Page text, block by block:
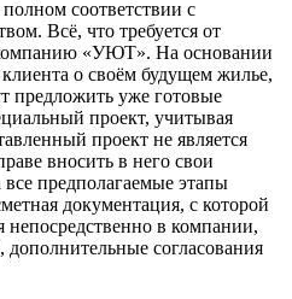
соответствии с
Всё, что требуется от
компанию «УЮТ». На основании
о своём будущем жилье,
предложить уже готовые
проект, учитывая
проект не является
вносить в него свои
предполагаемые этапы
документация, с которой
непосредственно в компании,
согласования